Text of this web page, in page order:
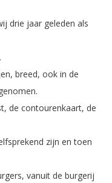
drie jaar geleden als
.
, breed, ook in de
.
, de contourenkaart, de
zijn en toen
, vanuit de burgerij